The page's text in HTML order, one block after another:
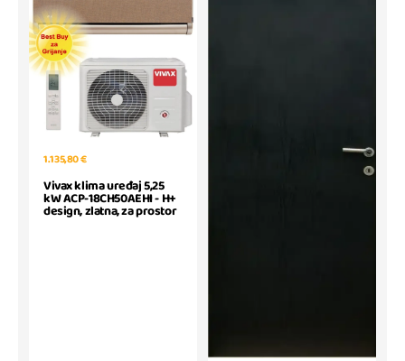
1.135,80 €
Vivax klima uređaj 5,25
kW ACP-18CH50AEHI - H+
design, zlatna, za prostor